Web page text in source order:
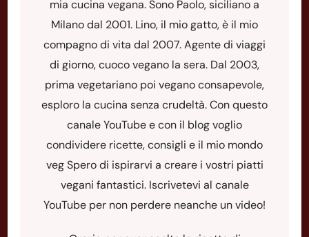
mia cucina vegana. Sono Paolo, siciliano a
Milano dal 2001. Lino, il mio gatto, è il mio
compagno di vita dal 2007. Agente di viaggi
di giorno, cuoco vegano la sera. Dal 2003,
prima vegetariano poi vegano consapevole,
esploro la cucina senza crudeltà. Con questo
canale YouTube e con il blog voglio
condividere ricette, consigli e il mio mondo
veg Spero di ispirarvi a creare i vostri piatti
vegani fantastici. Iscrivetevi al canale
YouTube per non perdere neanche un video!